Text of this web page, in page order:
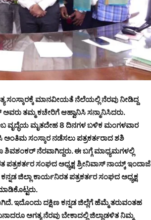
ಸಂಸ್ಕಾರಕ್ಕೆ ಮಾನವೀಯತೆ ನೆಲೆಯಲ್ಲಿ ನೆರವು ನೀಡಿದ್ದ
ತಮ್ಮ ಕಚೇರಿಗೆ ಆಹ್ವಾನಿಸಿ ಸನ್ಮಾನಿಸಿದರು.
ವೃದ್ಧೆಯ ಮೃತದೇಹ 8 ದಿನಗಳ ಬಳಿಕ ಮಂಗಳವಾರ
ಅಂತಿಮ ಸಂಸ್ಕಾರ ನಡೆಸಲು ಪತ್ರಕರ್ತರಾದ ಶಶಿ
ನೆರವಾಗಿದ್ದರು. ಈ ಬಗ್ಗೆ ಮಾಧ್ಯಮಗಳಲ್ಲಿ
ಸಂಘದ ಅಧ್ಯಕ್ಷ ಶ್ರೀನಿವಾಸ್ ನಾಯ್ಕ್ ಇಂದಾಜೆ
ಜಿಲ್ಲಾ ಕಾರ್ಯನಿರತ ಪತ್ರಕರ್ತರ ಸಂಘದ ಅಧ್ಯಕ್ಷ
ಇದೊಂದು ದಕ್ಷಿಣ ಕನ್ನಡ ಜಿಲ್ಲೆಗೆ ಹೆಮ್ಮೆ ತರುವಂತಹ
ಅಗತ್ಯ ನೆರವು ಬೇಕಾದಲ್ಲಿ ಜಿಲ್ಲಾಡಳಿತ ನಿಮ್ಮ